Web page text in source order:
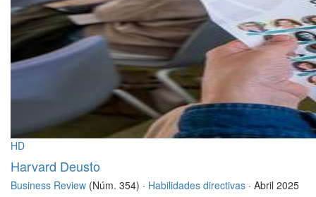
HD
Harvard Deusto
Business Review (Núm. 354) · Habilidades directivas · Abril 2025